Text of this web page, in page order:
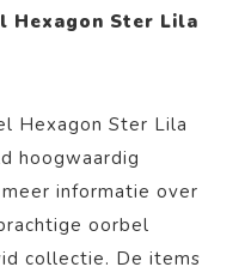
Hexagon Ster Lila
Hexagon Ster Lila
hoogwaardig
informatie over
oorbel
collectie. De items